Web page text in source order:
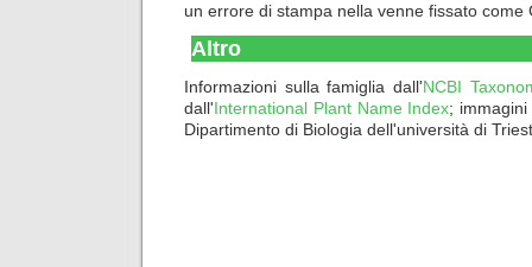
un errore di stampa nella venne fissato come
Altro
Informazioni sulla famiglia dall'NCBI
dall'International Plant Name Index;
Dipartimento di Biologia dell'università di